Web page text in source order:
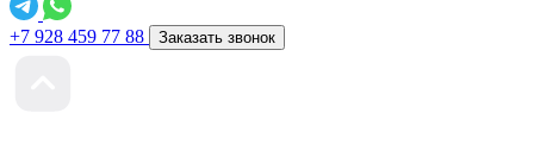
+7 928 459 77 88 Заказать звонок